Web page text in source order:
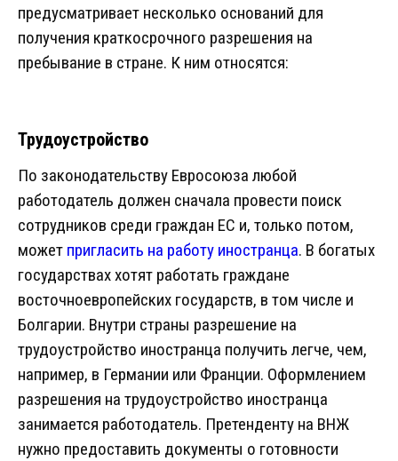
предусматривает несколько оснований для
получения краткосрочного разрешения на
пребывание в стране. К ним относятся:
Трудоустройство
По законодательству Евросоюза любой
работодатель должен сначала провести поиск
сотрудников среди граждан ЕС и, только потом,
может пригласить на работу иностранца. В богатых
государствах хотят работать граждане
восточноевропейских государств, в том числе и
Болгарии. Внутри страны разрешение на
трудоустройство иностранца получить легче, чем,
например, в Германии или Франции. Оформлением
разрешения на трудоустройство иностранца
занимается работодатель. Претенденту на ВНЖ
нужно предоставить документы о готовности